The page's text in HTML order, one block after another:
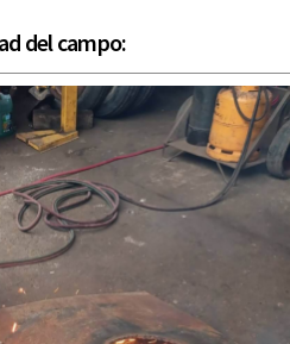
del campo: